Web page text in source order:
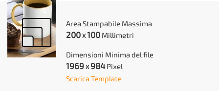
Area Stampabile Massima
200 X 100Millimetri
Dimensioni Minima del file
1969 X 984Pixel
Scarica Template